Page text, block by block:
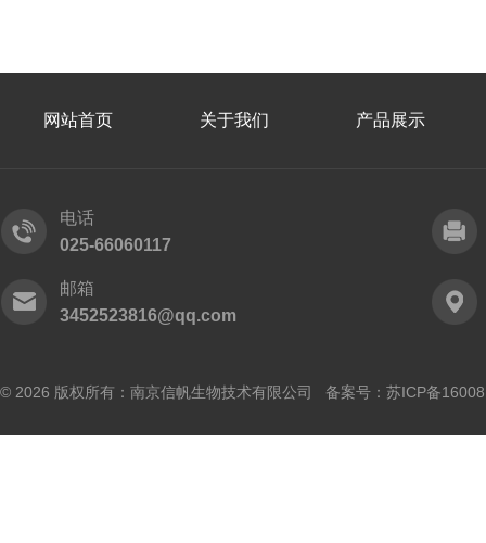
网站首页 关于我们 产品展示
电话
025-66060117
邮箱
3452523816@qq.com
© 2026 版权所有：南京信帆生物技术有限公司 备案号： 苏ICP备